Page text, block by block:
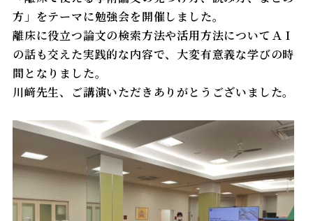
回復期リハとは
当院での取組み
学会発表・オプトアウト
相談窓口
面会・お見舞いの方
医局
看護部
医療連携室
医事課
求人情報
交通案内
方」をテーマに勉強会を開催しました。
離床に役立つ論文の検索方法や活用方法についてＡＩ
の話も交えた実践的な内容で、大変有意義な学びの時
間となりました。
川﨑先生、ご講演いただきありがとうございました。